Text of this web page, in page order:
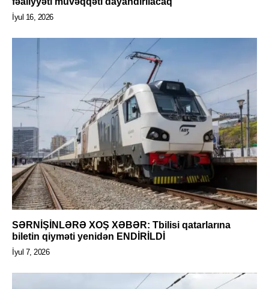
İyul 16, 2026
SƏRNİŞİNLƏRƏ XOŞ XƏBƏR: Tbilisi qatarlarına
biletin qiyməti yenidən ENDİRİLDİ
İyul 7, 2026